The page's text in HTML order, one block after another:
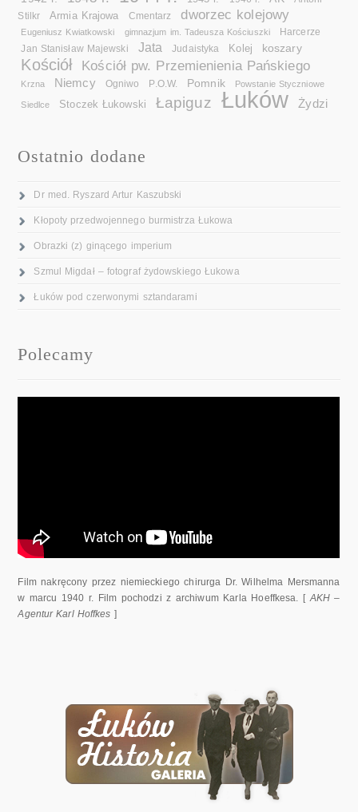
Stilkr
Armia Krajowa Cmentarz dworzec kolejowy
Eugeniusz Kwiatkowski gimnazjum im. Tadeusza Kościuszki Harcerze
Jan Stanisław Majewski Jata Judaistyka Kolej koszary
Kościół Kościół pw. Przemienienia Pańskiego
Krzna Niemcy Ogniwo P.O.W. Pomnik Powstanie Styczniowe
Siedlce Stoczek Łukowski Łapiguz Łuków Żydzi
Ostatnio dodane
Dr med. Ryszard Artur Kaszubski
Kłopoty przedwojennego burmistrza Łukowa
Obrazki (z) ginącego imperium
Szmul Migdał – fotograf żydowskiego Łukowa
Łuków pod czerwonymi sztandarami
Polecamy
Film nakręcony przez niemieckiego chirurga Dr. Wilhelma Mersmanna
w marcu 1940 r. Film pochodzi z archiwum Karla Hoeffkesa. [AKH –
Agentur Karl Hoffkes ]